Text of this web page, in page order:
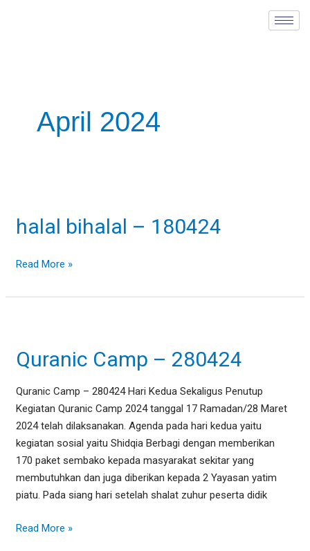
April 2024
halal bihalal – 180424
–
Read More »
Quranic Camp – 280424
Quranic Camp – 280424 Hari Kedua Sekaligus Penutup
Kegiatan Quranic Camp 2024 tanggal 17 Ramadan/28 Maret
2024 telah dilaksanakan. Agenda pada hari kedua yaitu
kegiatan sosial yaitu Shidqia Berbagi dengan memberikan
170 paket sembako kepada masyarakat sekitar yang
membutuhkan dan juga diberikan kepada 2 Yayasan yatim
piatu. Pada siang hari setelah shalat zuhur peserta didik
–
280424
Read More »